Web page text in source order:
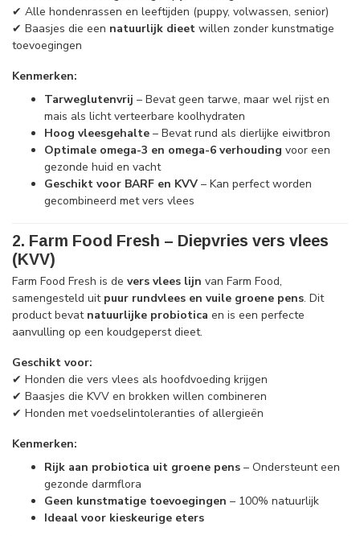
✔ Alle hondenrassen en leeftijden (puppy, volwassen, senior)
✔ Baasjes die een natuurlijk dieet willen zonder kunstmatige
toevoegingen
Kenmerken:
Tarweglutenvrij – Bevat geen tarwe, maar wel rijst en
mais als licht verteerbare koolhydraten
Hoog vleesgehalte – Bevat rund als dierlijke eiwitbron
Optimale omega-3 en omega-6 verhouding voor een
gezonde huid en vacht
Geschikt voor BARF en KVV – Kan perfect worden
gecombineerd met vers vlees
2. Farm Food Fresh – Diepvries vers vlees
(KVV)
Farm Food Fresh is de vers vlees lijn van Farm Food,
samengesteld uit puur rundvlees en vuile groene pens. Dit
product bevat natuurlijke probiotica en is een perfecte
aanvulling op een koudgeperst dieet.
Geschikt voor:
✔ Honden die vers vlees als hoofdvoeding krijgen
✔ Baasjes die KVV en brokken willen combineren
✔ Honden met voedselintoleranties of allergieën
Kenmerken:
Rijk aan probiotica uit groene pens – Ondersteunt een
gezonde darmflora
Geen kunstmatige toevoegingen – 100% natuurlijk
Ideaal voor kieskeurige eters